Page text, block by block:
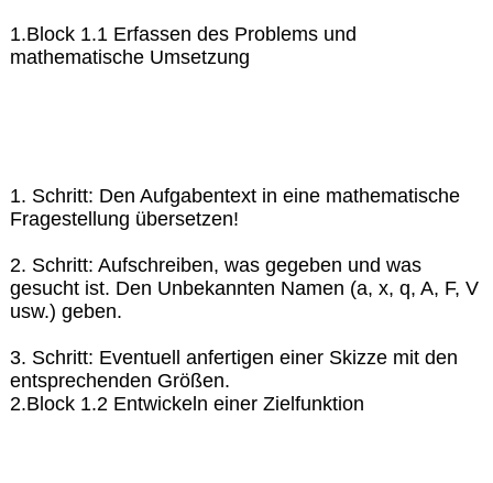
1.Block 1.1 Erfassen des Problems und
mathematische Umsetzung
1. Schritt: Den Aufgabentext in eine mathematische
Fragestellung übersetzen!
2. Schritt: Aufschreiben, was gegeben und was
gesucht ist. Den Unbekannten Namen (a, x, q, A, F, V
usw.) geben.
3. Schritt: Eventuell anfertigen einer Skizze mit den
entsprechenden Größen.
2.Block 1.2 Entwickeln einer Zielfunktion